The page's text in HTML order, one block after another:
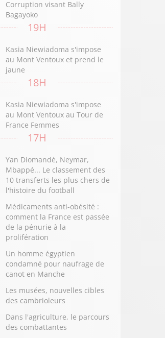
Corruption visant Bally
Bagayoko
19H
Kasia Niewiadoma s'impose
au Mont Ventoux et prend le
jaune
18H
Kasia Niewiadoma s'impose
au Mont Ventoux au Tour de
France Femmes
17H
Yan Diomandé, Neymar,
Mbappé... Le classement des
10 transferts les plus chers de
l'histoire du football
Médicaments anti-obésité :
comment la France est passée
de la pénurie à la
prolifération
Un homme égyptien
condamné pour naufrage de
canot en Manche
Les musées, nouvelles cibles
des cambrioleurs
Dans l'agriculture, le parcours
des combattantes